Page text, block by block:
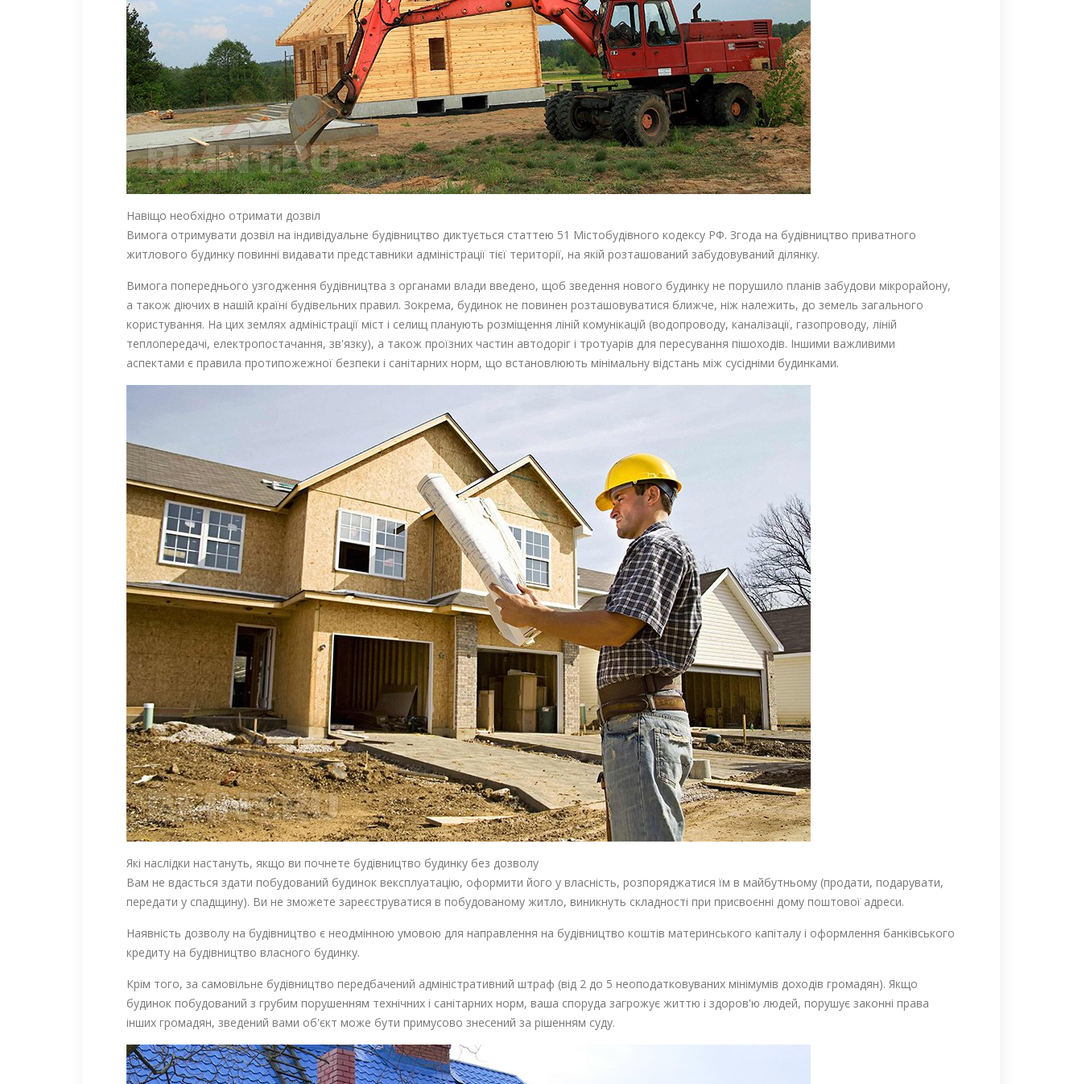
Навіщо необхідно отримати дозвіл
Вимога отримувати дозвіл на індивідуальне будівництво диктується статтею 51 Містобудівного кодексу РФ. Згода на будівництво приватного
житлового будинку повинні видавати представники адміністрації тієї території, на якій розташований забудовуваний ділянку.
Вимога попереднього узгодження будівництва з органами влади введено, щоб зведення нового будинку не порушило планів забудови мікрорайону,
а також діючих в нашій країні будівельних правил. Зокрема, будинок не повинен розташовуватися ближче, ніж належить, до земель загального
користування. На цих землях адміністрації міст і селищ планують розміщення ліній комунікацій (водопроводу, каналізації, газопроводу, ліній
теплопередачі, електропостачання, зв'язку), а також проїзних частин автодоріг і тротуарів для пересування пішоходів. Іншими важливими
аспектами є правила протипожежної безпеки і санітарних норм, що встановлюють мінімальну відстань між сусідніми будинками.
Які наслідки настануть, якщо ви почнете будівництво будинку без дозволу
Вам не вдасться здати побудований будинок вексплуатацію, оформити його у власність, розпоряджатися їм в майбутньому (продати, подарувати,
передати у спадщину). Ви не зможете зареєструватися в побудованому житло, виникнуть складності при присвоєнні дому поштової адреси.
Наявність дозволу на будівництво є неодмінною умовою для направлення на будівництво коштів материнського капіталу і оформлення банківського
кредиту на будівництво власного будинку.
Крім того, за самовільне будівництво передбачений адміністративний штраф (від 2 до 5 неоподатковуваних мінімумів доходів громадян). Якщо
будинок побудований з грубим порушенням технічних і санітарних норм, ваша споруда загрожує життю і здоров'ю людей, порушує законні права
інших громадян, зведений вами об'єкт може бути примусово знесений за рішенням суду.